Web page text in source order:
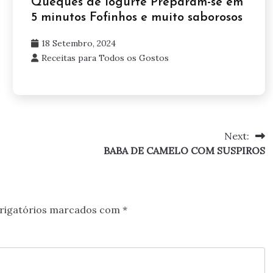
5 minutos Fofinhos e muito saborosos
18 Setembro, 2024
Receitas para Todos os Gostos
Next:
BABA DE CAMELO COM SUSPIROS
marcados com *